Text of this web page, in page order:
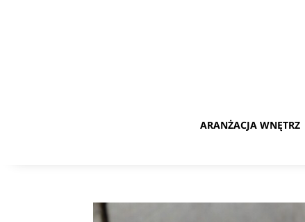
ARANŻACJA WNĘTRZ